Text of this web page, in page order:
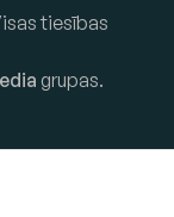
tiesības
grupas.